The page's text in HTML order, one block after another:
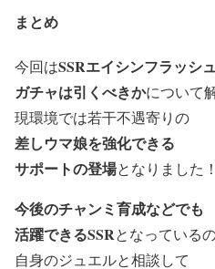
まとめ
今回はSSRエイシンフラッシュ
ガチャは引くべきかについて
現環境では若干不遇寄りの
差しウマ娘を強化できる
サポートの登場となりました！
今後のチャンミ育成などでも
活躍できるSSRとなっている
自身のジュエルと相談して